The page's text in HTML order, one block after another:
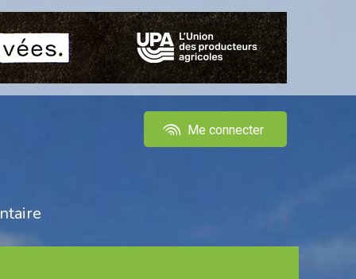
Me connecter